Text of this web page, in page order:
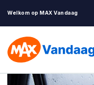
Welkom op MAX Vandaag